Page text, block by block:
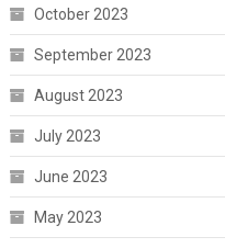
October 2023
September 2023
August 2023
July 2023
June 2023
May 2023